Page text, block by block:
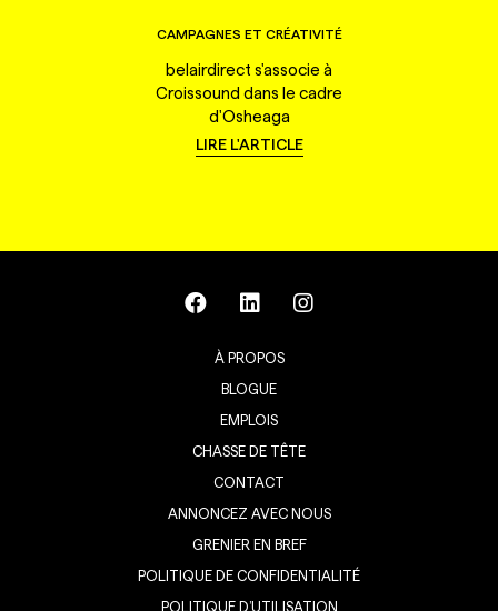
CAMPAGNES ET CRÉATIVITÉ
belairdirect s'associe à
Croissound dans le cadre
d'Osheaga
LIRE L'ARTICLE
À PROPOS
BLOGUE
EMPLOIS
CHASSE DE TÊTE
CONTACT
ANNONCEZ AVEC NOUS
GRENIER EN BREF
POLITIQUE DE CONFIDENTIALITÉ
POLITIQUE D’UTILISATION